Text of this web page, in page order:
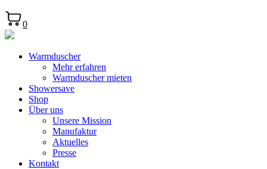
0
Warmduscher
Mehr erfahren
Warmduscher mieten
Showersave
Shop
Über uns
Unsere Mission
Manufaktur
Aktuelles
Presse
Kontakt